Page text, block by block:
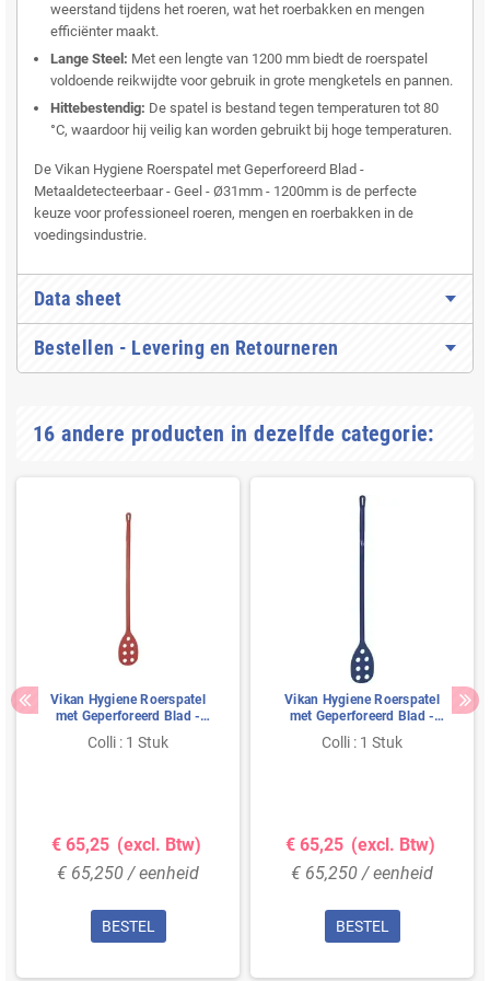
weerstand tijdens het roeren, wat het roerbakken en mengen
efficiënter maakt.
Lange Steel: Met een lengte van 1200 mm biedt de roerspatel
voldoende reikwijdte voor gebruik in grote mengketels en pannen.
Hittebestendig: De spatel is bestand tegen temperaturen tot 80
°C, waardoor hij veilig kan worden gebruikt bij hoge temperaturen.
De Vikan Hygiene Roerspatel met Geperforeerd Blad -
Metaaldetecteerbaar - Geel - Ø31mm - 1200mm is de perfecte
keuze voor professioneel roeren, mengen en roerbakken in de
voedingsindustrie.
Data sheet
Bestellen - Levering en Retourneren
16 andere producten in dezelfde categorie:
Vikan Hygiene Roerspatel
met Geperforeerd Blad -
Metaaldetecteerbaar - Rood
- Ø31mm - 1200mm
Colli : 1 Stuk
€ 65,25 (excl. Btw)
€ 65,250 / eenheid
BESTEL
Vikan Hygiene Roerspatel
met Geperforeerd Blad -
Metaaldetecteerbaar - Blauw
- Ø31mm - 1200mm
Colli : 1 Stuk
€ 65,25 (excl. Btw)
€ 65,250 / eenheid
BESTEL